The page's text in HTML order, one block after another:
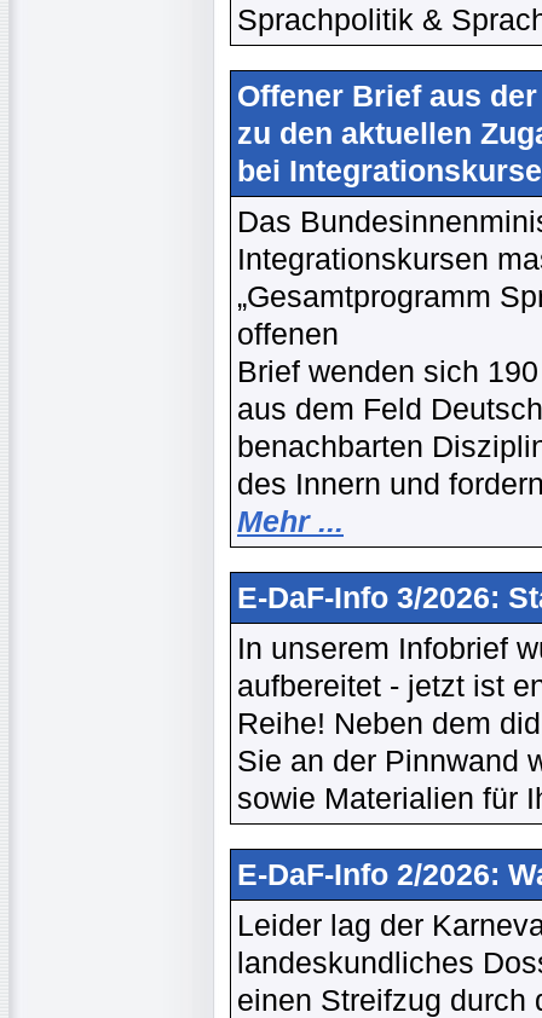
Sprachpolitik &
Offener Brief aus
zu den aktuellen
bei
Das
Integrationskursen
„Gesamtprogramm
offenen
Brief wenden sich
aus dem Feld
benachbarten
des Innern und
Mehr ...
E-DaF-Info 3/2026:
In unserem Infobrief
aufbereitet - jetzt ist
Reihe! Neben dem
Sie an der Pinnwand
sowie Materialien für
E-DaF-Info 2/2026:
Leider lag der
landeskundliches
einen Streifzug durch